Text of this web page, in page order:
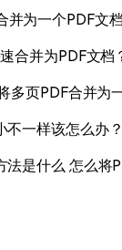
并为一个PDF文
合并为PDF文档
多页PDF合并为
不一样该怎么办？
法是什么 怎么将